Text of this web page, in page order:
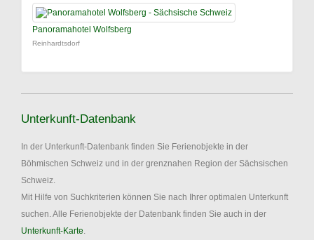
Panoramahotel Wolfsberg
Reinhardtsdorf
Unterkunft-Datenbank
In der Unterkunft-Datenbank finden Sie Ferienobjekte in der
Böhmischen Schweiz und in der grenznahen Region der Sächsischen
Schweiz.
Mit Hilfe von Suchkriterien können Sie nach Ihrer optimalen Unterkunft
suchen. Alle Ferienobjekte der Datenbank finden Sie auch in der
Unterkunft-Karte